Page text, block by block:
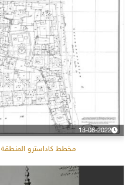
13-08-2022
مخطط كاداسترو المنطقة